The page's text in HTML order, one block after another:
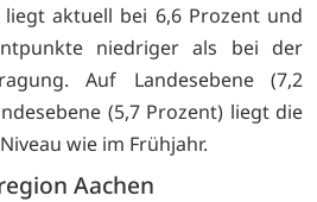
aktuell bei 6,6 Prozent und
niedriger als bei der
Auf Landesebene (7,2
(5,7 Prozent) liegt die
wie im Frühjahr.
Aachen